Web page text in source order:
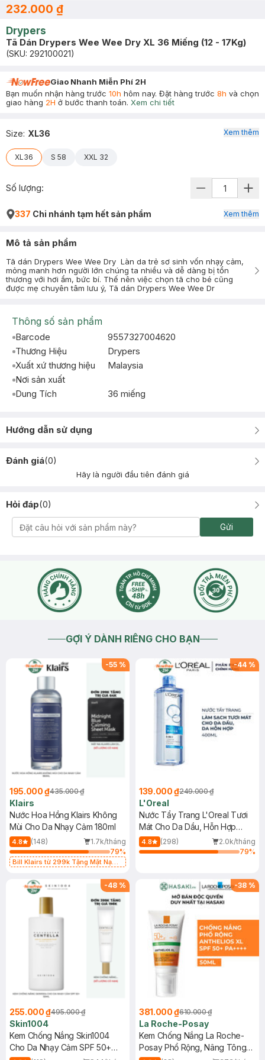
232.000 ₫
Drypers
Tã Dán Drypers Wee Wee Dry XL 36 Miếng (12 - 17Kg)
(SKU: 292100021)
Giao Nhanh Miễn Phí 2H
Bạn muốn nhận hàng trước 10h hôm nay. Đặt hàng trước 8h và chọn
giao hàng 2H ở bước thanh toán. Xem chi tiết
Size: XL36
XL36 S 58 XXL 32
Xem thêm
Số lượng:
337 Chi nhánh tạm hết sản phẩm Xem thêm
Mô tả sản phẩm
Tã dán Drypers Wee Wee Dry Làn da trẻ sơ sinh vốn nhạy cảm,
mỏng manh hơn người lớn chúng ta nhiều và dễ dàng bị tổn
thương với hơi ẩm, bức bí. Thế nên việc chọn tã cho bé cũng
được mẹ chuyên tâm lưu ý, Tã dán Drypers Wee Wee Dr
Thông số sản phẩm
Barcode
9557327004620
Thương Hiệu
Drypers
Xuất xứ thương hiệu
Malaysia
Nơi sản xuất
Dung Tích
36 miếng
Hướng dẫn sử dụng
Đánh giá(0)
Hãy là người đầu tiên đánh giá
Hỏi đáp(0)
Gửi
GỢI Ý DÀNH RIÊNG CHO BẠN
-55 %
195.000 ₫435.000 ₫
Klairs
Nước Hoa Hồng Klairs Không
Mùi Cho Da Nhạy Cảm 180ml
4.8 (148)
1.7k/tháng
79%
Bill Klairs từ 299k Tặng Mặt Nạ
25ml (SL Có Hạn)
-44 %
139.000 ₫249.000 ₫
L'Oreal
Nước Tẩy Trang L'Oreal Tươi
Mát Cho Da Dầu, Hỗn Hợp
400ml
4.8 (298)
2.0k/tháng
79%
-48 %
255.000 ₫495.000 ₫
Skin1004
Kem Chống Nắng Skin1004
Cho Da Nhạy Cảm SPF 50+
-38 %
381.000 ₫610.000 ₫
La Roche-Posay
Kem Chống Nắng La Roche-
Posay Phổ Rộng, Nâng Tông